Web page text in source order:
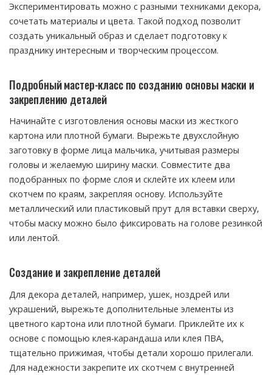
Экспериментировать можно с разными техниками декора,
сочетать материалы и цвета. Такой подход позволит
создать уникальный образ и сделает подготовку к
празднику интересным и творческим процессом.
Подробный мастер-класс по созданию основы маски и
закреплению деталей
Начинайте с изготовления основы маски из жесткого
картона или плотной бумаги. Вырежьте двухслойную
заготовку в форме лица мальчика, учитывая размеры
головы и желаемую ширину маски. Совместите два
подобранных по форме слоя и склейте их клеем или
скотчем по краям, закрепляя основу. Используйте
металлический или пластиковый прут для вставки сверху,
чтобы маску можно было фиксировать на голове резинкой
или лентой.
Создание и закрепление деталей
Для декора деталей, например, ушек, ноздрей или
украшений, вырежьте дополнительные элементы из
цветного картона или плотной бумаги. Приклейте их к
основе с помощью клея-карандаша или клея ПВА,
тщательно прижимая, чтобы детали хорошо прилегали.
Для надежности закрепите их скотчем с внутренней